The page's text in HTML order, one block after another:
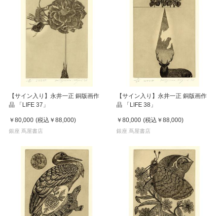
【サイン入り】永井一正 銅版画作
品 「LIFE 37」
￥80,000 (税込 ￥88,000)
銀座 蔦屋書店
【サイン入り】永井一正 銅版画作
品 「LIFE 38」
￥80,000 (税込 ￥88,000)
銀座 蔦屋書店